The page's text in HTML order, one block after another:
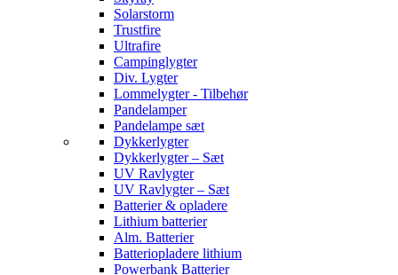
Solarstorm
Trustfire
Ultrafire
Campinglygter
Div. Lygter
Lommelygter - Tilbehør
Pandelamper
Pandelampe sæt
Dykkerlygter
Dykkerlygter – Sæt
UV Ravlygter
UV Ravlygter – Sæt
Batterier & opladere
Lithium batterier
Alm. Batterier
Batteriopladere lithium
Powerbank Batterier